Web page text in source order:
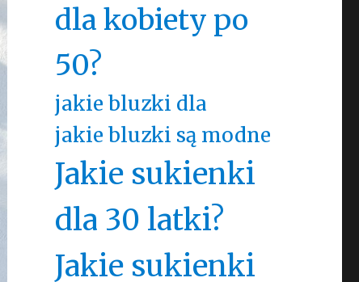
dla kobiety po
50?
jakie bluzki dla
jakie bluzki są modne
Jakie sukienki
dla 30 latki?
Jakie sukienki